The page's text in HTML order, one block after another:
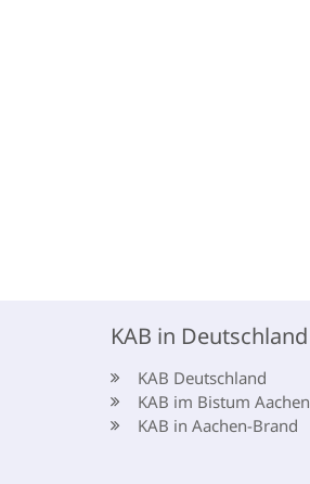
KAB in Deutschland
KAB Deutschland
KAB im Bistum Aachen
KAB in Aachen-Brand